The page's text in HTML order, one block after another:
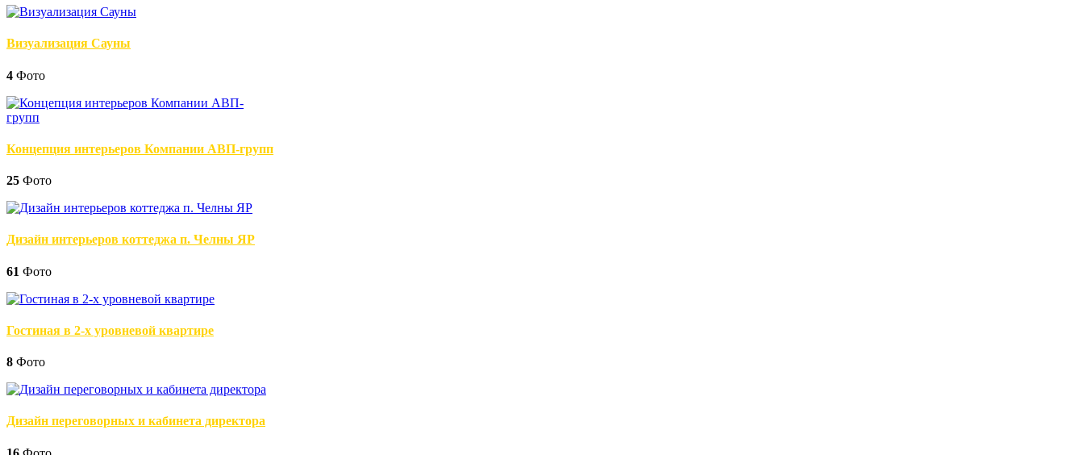
Визуализация Сауны
4 Фото
Концепция интерьеров Компании АВП-групп
25 Фото
Дизайн интерьеров коттеджа п. Челны ЯР
61 Фото
Гостиная в 2-х уровневой квартире
8 Фото
Дизайн переговорных и кабинета директора